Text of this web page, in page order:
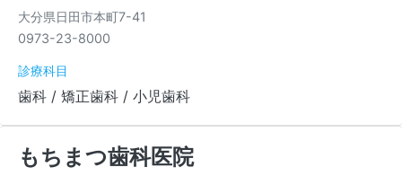
大分県日田市本町7-41
0973-23-8000
診療科目
歯科 / 矯正歯科 / 小児歯科
もちまつ歯科医院